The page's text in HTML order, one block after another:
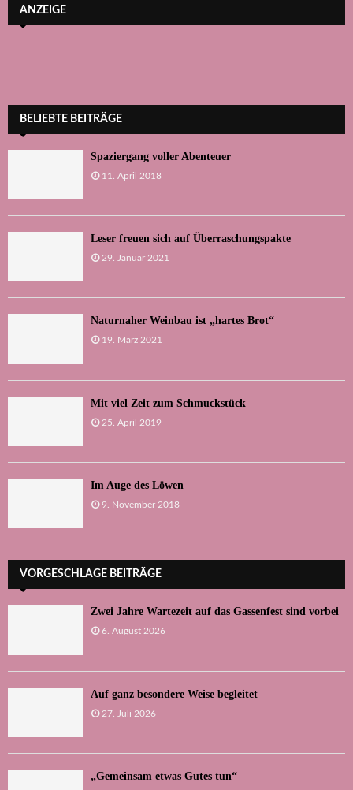
ANZEIGE
BELIEBTE BEITRÄGE
Spaziergang voller Abenteuer
11. April 2018
Leser freuen sich auf Überraschungspakte
29. Januar 2021
Naturnaher Weinbau ist „hartes Brot“
19. März 2021
Mit viel Zeit zum Schmuckstück
25. April 2019
Im Auge des Löwen
9. November 2018
VORGESCHLAGE BEITRÄGE
Zwei Jahre Wartezeit auf das Gassenfest sind vorbei
6. August 2026
Auf ganz besondere Weise begleitet
27. Juli 2026
„Gemeinsam etwas Gutes tun“